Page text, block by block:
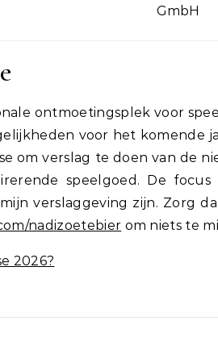
GmbH
ontmoetingsplek voor
voor het komende
om verslag te doen van de
speelgoed. De
verslaggeving zijn. Zorg
nadizoetebier om niets te
2026?